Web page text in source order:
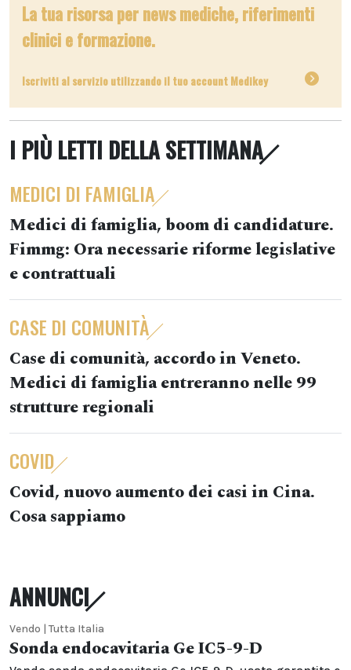
La tua risorsa per news mediche, riferimenti
clinici e formazione.
Iscriviti al servizio utilizzando il tuo account Medikey
I PIÙ LETTI DELLA SETTIMANA
MEDICI DI FAMIGLIA
Medici di famiglia, boom di candidature.
Fimmg: Ora necessarie riforme legislative
e contrattuali
CASE DI COMUNITÀ
Case di comunità, accordo in Veneto.
Medici di famiglia entreranno nelle 99
strutture regionali
COVID
Covid, nuovo aumento dei casi in Cina.
Cosa sappiamo
ANNUNCI
Vendo | Tutta Italia
Sonda endocavitaria Ge IC5-9-D